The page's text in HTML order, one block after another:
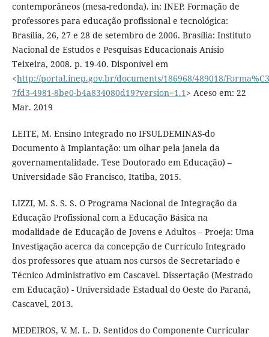
contemporâneos (mesa-redonda). in: INEP. Formação de
professores para educação profissional e tecnológica:
Brasília, 26, 27 e 28 de setembro de 2006. Brasília: Instituto
Nacional de Estudos e Pesquisas Educacionais Anísio
Teixeira, 2008. p. 19-40. Disponível em
<http://portal.inep.gov.br/documents/186968/489018/
7fd3-4981-8be0-b4a834080d19?version=1.1> Aceso em: 22
Mar. 2019
LEITE, M. Ensino Integrado no IFSULDEMINAS-do
Documento à Implantação: um olhar pela janela da
governamentalidade. Tese Doutorado em Educação) –
Universidade São Francisco, Itatiba, 2015.
LIZZI, M. S. S. S. O Programa Nacional de Integração da
Educação Profissional com a Educação Básica na
modalidade de Educação de Jovens e Adultos – Proeja: Uma
Investigação acerca da concepção de Currículo Integrado
dos professores que atuam nos cursos de Secretariado e
Técnico Administrativo em Cascavel. Dissertação (Mestrado
em Educação) - Universidade Estadual do Oeste do Paraná,
Cascavel, 2013.
MEDEIROS, V. M. L. D. Sentidos do Componente Curricular